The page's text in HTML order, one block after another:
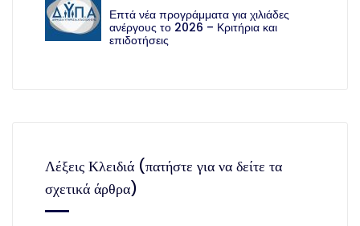
Επτά νέα προγράμματα για χιλιάδες
ανέργους το 2026 – Κριτήρια και
επιδοτήσεις
Λέξεις Κλειδιά (πατήστε για να δείτε τα
σχετικά άρθρα)